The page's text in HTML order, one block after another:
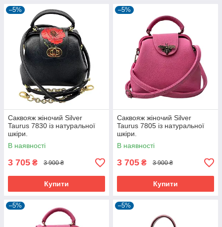
–5%
Саквояж жіночий Silver
Taurus 7830 із натуральної
шкіри.
В наявності
3 705 ₴ 3 900 ₴
Купити
–5%
Саквояж жіночий Silver
Taurus 7805 із натуральної
шкіри.
В наявності
3 705 ₴ 3 900 ₴
Купити
–5% –5%